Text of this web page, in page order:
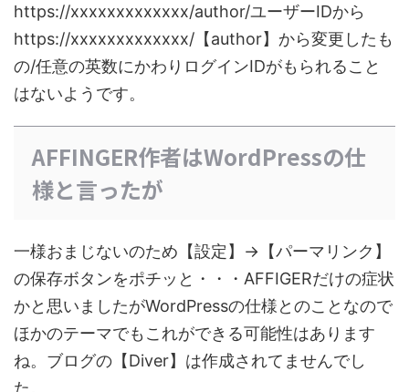
https://xxxxxxxxxxxxx/author/ユーザーIDから
https://xxxxxxxxxxxxx/【author】から変更したも
の/任意の英数にかわりログインIDがもられること
はないようです。
AFFINGER作者はWordPressの仕
様と言ったが
一様おまじないのため【設定】→【パーマリンク】
の保存ボタンをポチッと・・・AFFIGERだけの症状
かと思いましたがWordPressの仕様とのことなので
ほかのテーマでもこれができる可能性はあります
ね。ブログの【Diver】は作成されてませんでし
た。